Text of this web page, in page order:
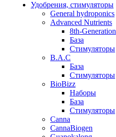
Удобрения, стимуляторы
General hydroponics
Advanced Nutrients
8th-Generation
База
Стимуляторы
B.A.C
База
Стимуляторы
BioBizz
Наборы
База
Стимуляторы
Canna
CannaBiogen